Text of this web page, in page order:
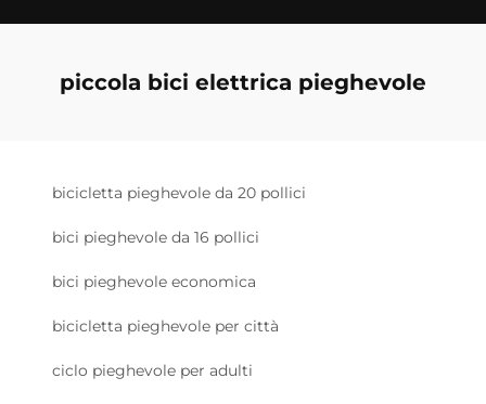
piccola bici elettrica pieghevole
bicicletta pieghevole da 20 pollici
bici pieghevole da 16 pollici
bici pieghevole economica
bicicletta pieghevole per città
ciclo pieghevole per adulti